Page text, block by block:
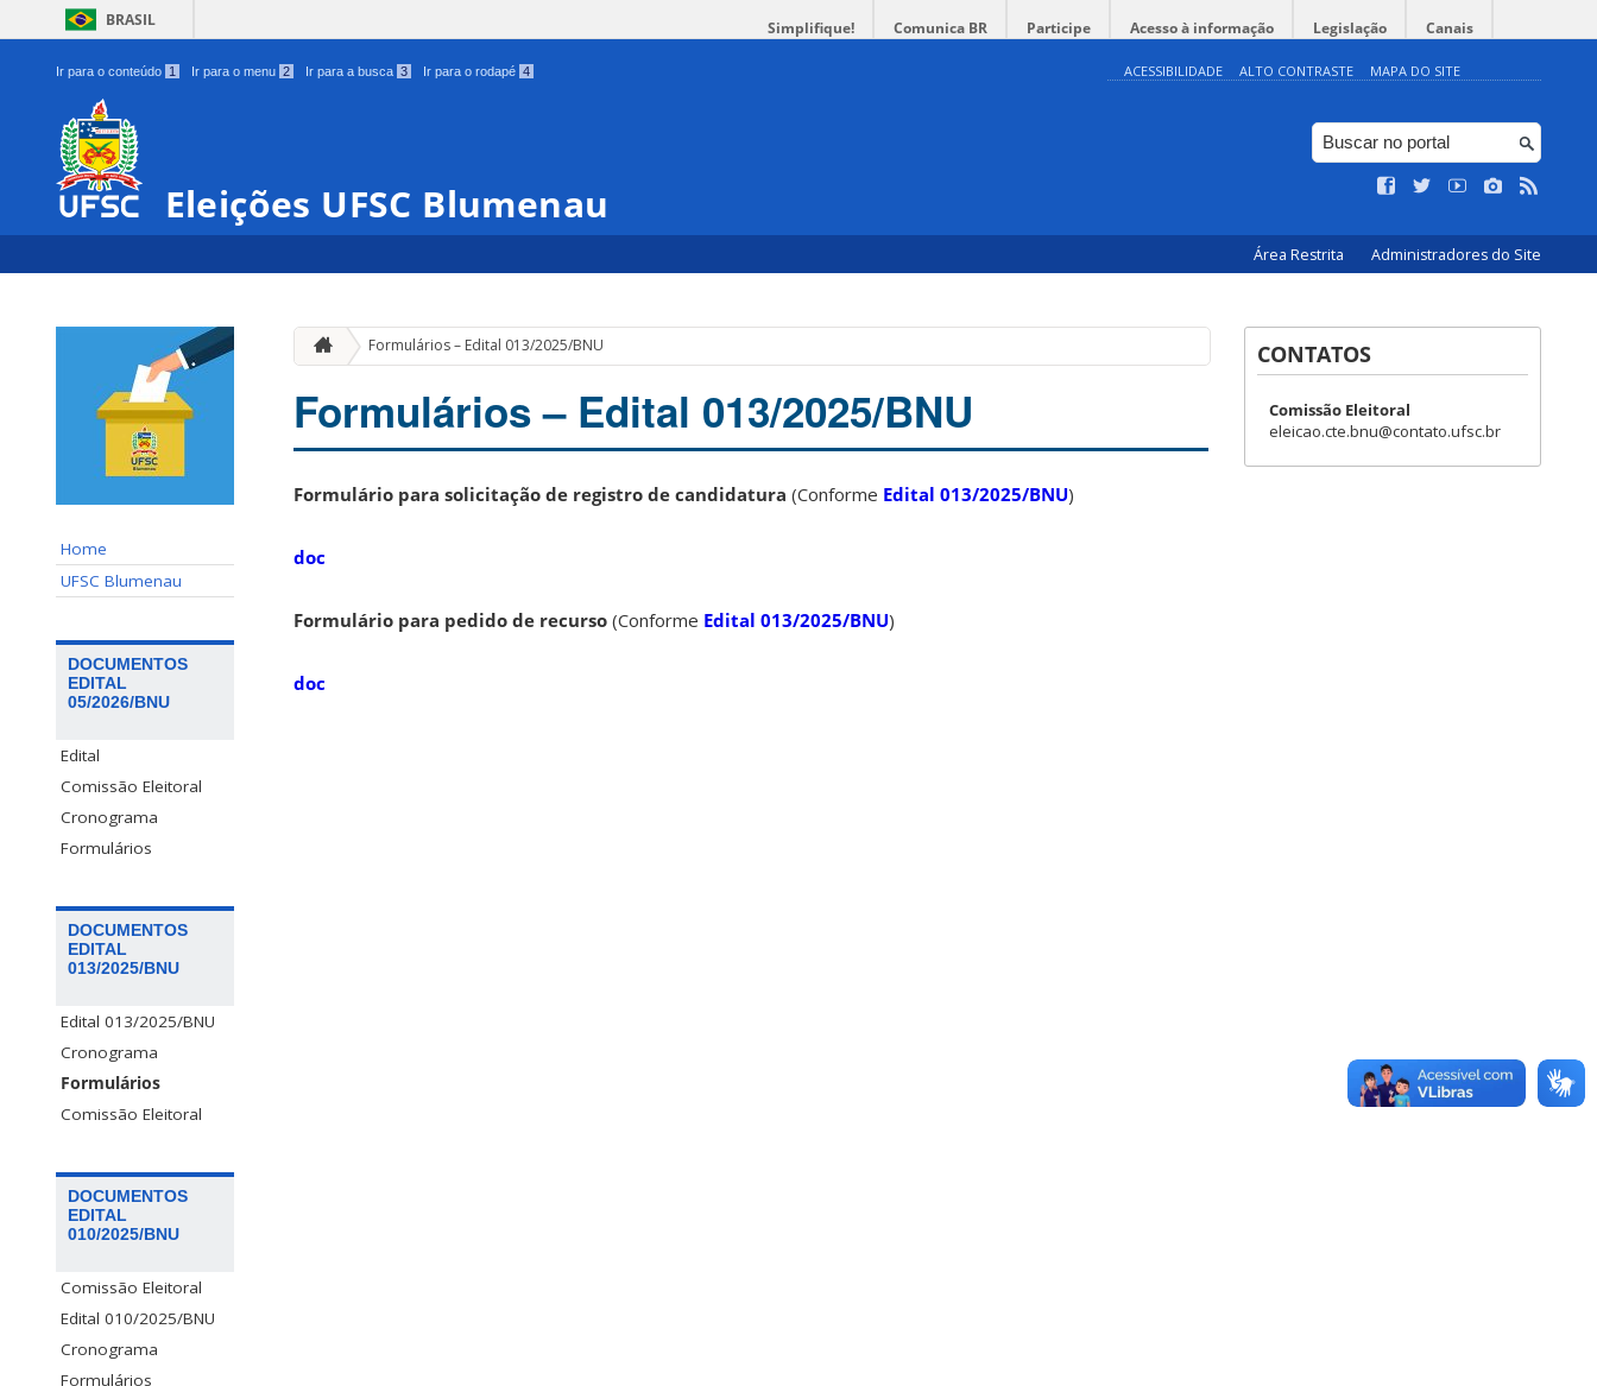
BRASIL Simplifique! Comunica BR Participe Acesso à informação Legislação Canais
Ir para o conteúdo 1 Ir para o menu 2 Ir para a busca 3 Ir para o rodapé 4 ACESSIBILIDADE ALTO CONTRASTE MAPA DO SITE
Eleições UFSC Blumenau
Área Restrita Administradores do Site
Home
UFSC Blumenau
DOCUMENTOS
EDITAL
05/2026/BNU
Edital
Comissão Eleitoral
Cronograma
Formulários
DOCUMENTOS
EDITAL
013/2025/BNU
Edital 013/2025/BNU
Cronograma
Formulários
Comissão Eleitoral
DOCUMENTOS
EDITAL
010/2025/BNU
Comissão Eleitoral
Edital 010/2025/BNU
Cronograma
Formulários
Formulários – Edital 013/2025/BNU
Formulários – Edital 013/2025/BNU
Formulário para solicitação de registro de candidatura (Conforme Edital 013/2025/BNU)
doc
Formulário para pedido de recurso (Conforme Edital 013/2025/BNU)
doc
CONTATOS
Comissão Eleitoral
eleicao.cte.bnu@contato.ufsc.br